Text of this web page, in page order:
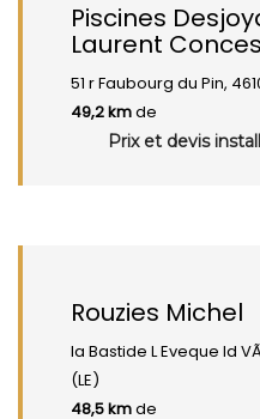
Piscines
Laurent
51 r Faubourg du Pin,
49,2 kmde
Prix et devis
Rouzies Michel
la Bastide L Eveque ld
(LE)
48,5 kmde